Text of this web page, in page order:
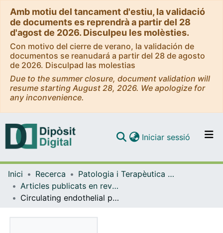
Amb motiu del tancament d'estiu, la validació
de documents es reprendrà a partir del 28
d'agost de 2026. Disculpeu les molèsties.
Con motivo del cierre de verano, la validación de
documentos se reanudará a partir del 28 de agosto
de 2026. Disculpad las molestias
Due to the summer closure, document validation will
resume starting August 28, 2026. We apologize for
any inconvenience.
Navega per tot el DD
Iniciar sessió (current)
Inici Recerca
Patologia i Terapèutica Experimental
Articles publicats en revistes (Patologia i Terapèutica Experimental)
Circulating endothelial progenitor cell colony-forming capacity in healthy subjects: how does an endothelial colony look like?